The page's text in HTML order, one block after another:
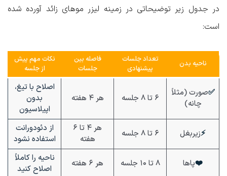
در جدول زیر توضیحاتی در زمینه لیزر موهای زائد آورده شده
است:
ناحیه بدن
تعداد جلسات
پیشنهادی
فاصله بین
جلسات
نکات مهم پیش
از جلسه
✅صورت (مثلاً
چانه)
۶ تا ۸ جلسه هر ۴ هفته
اصلاح با تیغ،
بدون
اپیلاسیون
⚡زیربغل ۶ تا ۸ جلسه
هر ۴ تا ۶
هفته
از دئودورانت
استفاده نشود
❤️پاها ۸ تا ۱۰ جلسه هر ۶ هفته
ناحیه را کاملاً
اصلاح کنید